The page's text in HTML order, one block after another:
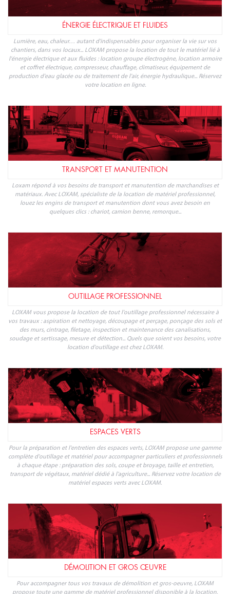
ÉNERGIE ÉLECTRIQUE ET FLUIDES
Lumière, eau, chaleur… autant d'indispensables pour organiser la vie sur vos
chantiers, dans vos locaux... LOXAM propose la location de tout le matériel lié à
l'énergie électrique et aux fluides : location groupe électrogène, location armoire
et coffret électrique, compresseur, chauffage, climatiseur, équipement de
production d'eau glacée ou de traitement de l'air, énergie hydraulique... Réservez
votre location en ligne.
TRANSPORT ET MANUTENTION
Loxam répond à vos besoins de transport et manutention de marchandises et
matériaux. Avec LOXAM, spécialiste de la location de matériel professionnel,
louez les engins de transport et manutention dont vous avez besoin en
quelques clics : chariot, camion benne, remorque...
OUTILLAGE PROFESSIONNEL
LOXAM vous propose la location de tout l'outillage professionnel nécessaire à
vos travaux : aspiration et nettoyage, découpage et perçage, ponçage des sols et
des murs, cintrage, filetage, inspection et maintenance des canalisations,
soudage et sertissage, mesure et détection... Quels que soient vos besoins, votre
location d'outillage est chez LOXAM.
ESPACES VERTS
Pour la préparation et l'entretien des espaces verts, LOXAM propose une gamme
complète d'outillage et matériel pour accompagner particuliers et professionnels
à chaque étape : préparation des sols, coupe et broyage, taille et entretien,
transport de végétaux, matériel dédié à l'agriculture... Réservez votre location de
matériel espaces verts avec LOXAM.
DÉMOLITION ET GROS ŒUVRE
Pour accompagner tous vos travaux de démolition et gros-oeuvre, LOXAM
propose toute une gamme de matériel professionnel disponible à la location.